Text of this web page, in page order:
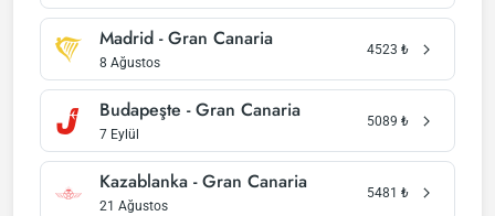
Madrid - Gran Canaria
8 Ağustos
4523 ₺
Budapeşte - Gran Canaria
7 Eylül
5089 ₺
Kazablanka - Gran Canaria
21 Ağustos
5481 ₺